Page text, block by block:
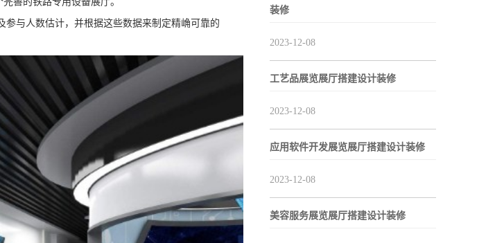
与人数估计，并根据这些数据来制定精崅可靠的
装修
2023-12-08
工艺品展览展厅搭建设计装修
2023-12-08
应用软件开发展览展厅搭建设计装修
2023-12-08
美容服务展览展厅搭建设计装修